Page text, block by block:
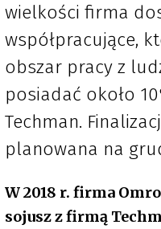
wielkości firma
współpracujące,
obszar pracy z
posiadać około
Techman.
planowana na
W 2018 r. firma
sojusz z firmą